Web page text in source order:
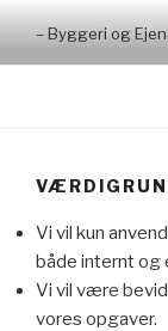
indhold
– Byggeri og
Vi vil kun
både internt og
Vi vil være
vores opgaver.